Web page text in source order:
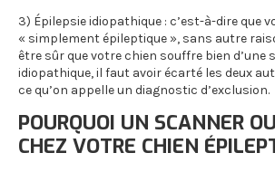
3) Épilepsie idiopathique : c’est-à-dire que
« simplement épileptique », sans autre
être sûr que votre chien souffre bien d’une
idiopathique, il faut avoir écarté les deux
ce qu’on appelle un diagnostic d’exclusion.
POURQUOI UN SCANNER
CHEZ VOTRE CHIEN